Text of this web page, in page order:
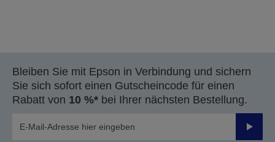
Bleiben Sie mit Epson in Verbindung und sichern
Sie sich sofort einen Gutscheincode für einen
Rabatt von 10 %* bei Ihrer nächsten Bestellung.